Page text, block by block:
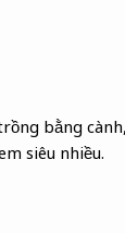
bằng
siêu nhiều.